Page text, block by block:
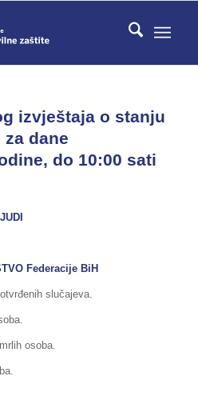
izvještaja o stanju
dane
do 10:00 sati
Federacije BiH
slučajeva.
osoba.